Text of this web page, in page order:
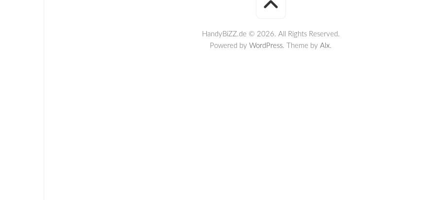
HandyBiZZ.de © 2026. All Rights Reserved.
Powered by WordPress. Theme by Alx.